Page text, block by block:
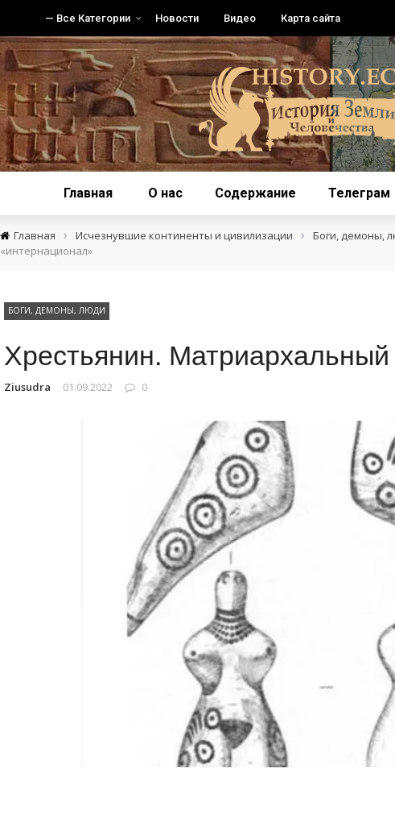
— Все Категории Новости Видео Карта сайта
Главная О нас Содержание Телеграм
Главная › Исчезнувшие континенты и цивилизации › Боги, демоны,
«интернационал»
БОГИ, ДЕМОНЫ, ЛЮДИ
Хрестьянин.
Ziusudra 01.09.2022 0